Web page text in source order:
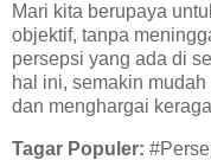
Mari kita berupaya
objektif, tanpa
persepsi yang ada di
hal ini, semakin
dan menghargai
Tagar Populer: